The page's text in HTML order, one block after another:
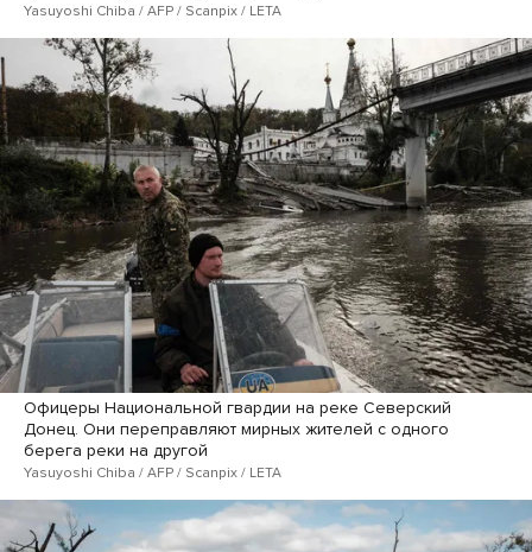
Yasuyoshi Chiba / AFP / Scanpix / LETA
Офицеры Национальной гвардии на реке Северский
Донец. Они переправляют мирных жителей с одного
берега реки на другой
Yasuyoshi Chiba / AFP / Scanpix / LETA